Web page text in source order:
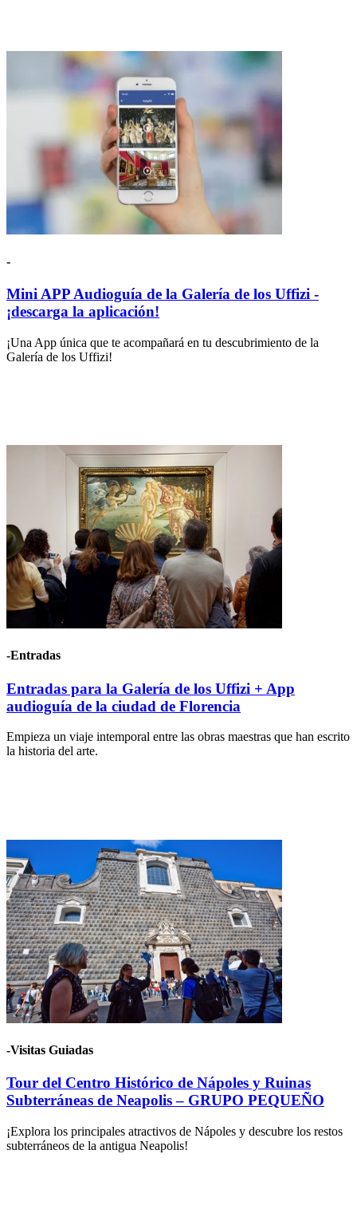
-
Mini APP Audioguía de la Galería de los Uffizi -
¡descarga la aplicación!
¡Una App única que te acompañará en tu descubrimiento de la
Galería de los Uffizi!
-Entradas
Entradas para la Galería de los Uffizi + App
audioguía de la ciudad de Florencia
Empieza un viaje intemporal entre las obras maestras que han escrito
la historia del arte.
-Visitas Guiadas
Tour del Centro Histórico de Nápoles y Ruinas
Subterráneas de Neapolis – GRUPO PEQUEÑO
¡Explora los principales atractivos de Nápoles y descubre los restos
subterráneos de la antigua Neapolis!